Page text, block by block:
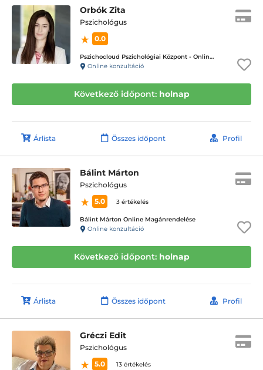
Orbók Zita
Pszichológus
0.0
Pszichocloud Pszichológiai Központ - Online ügyfélfogadás
Online konzultáció
Következő időpont: holnap
Árlista Összes időpont Profil
Bálint Márton
Pszichológus
5.0
3 értékelés
Bálint Márton Online Magánrendelése
Online konzultáció
Következő időpont: holnap
Árlista Összes időpont Profil
Gréczi Edit
Pszichológus
5.0
13 értékelés